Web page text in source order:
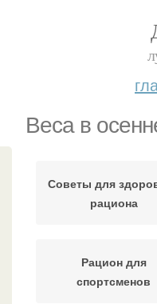
Веса в
Советы для
рациона
Рацион для
спортсменов